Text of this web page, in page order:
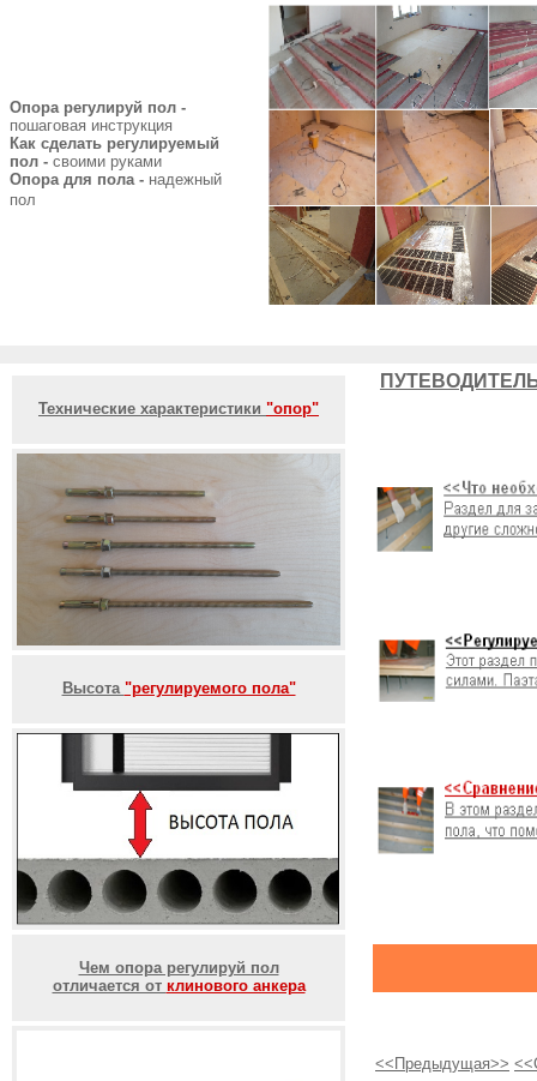
Опора регулируй пол -
пошаговая инструкция
Как сделать регулируемый
пол - своими руками
Опора для пола - надежный
пол
Технические характеристики "опор"
Высота "регулируемого пола"
Чем опора регулируй пол
отличается от клинового анкера
<<Предыдущая>>